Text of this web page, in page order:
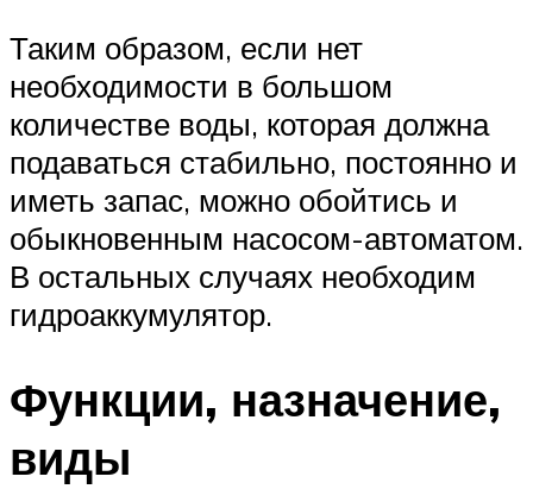
Таким образом, если нет
необходимости в большом
количестве воды, которая должна
подаваться стабильно, постоянно и
иметь запас, можно обойтись и
обыкновенным насосом-автоматом.
В остальных случаях необходим
гидроаккумулятор.
Функции, назначение,
виды